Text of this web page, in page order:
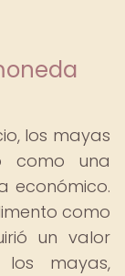
los mayas
como una
económico.
como
un valor
los mayas,